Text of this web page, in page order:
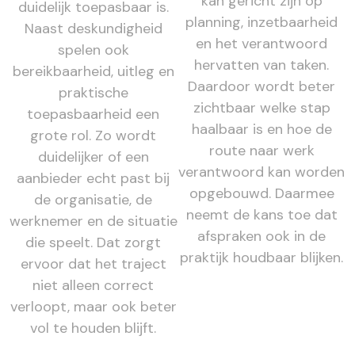
duidelijk toepasbaar is.
Naast deskundigheid
spelen ook
bereikbaarheid, uitleg en
praktische
toepasbaarheid een
grote rol. Zo wordt
duidelijker of een
aanbieder echt past bij
de organisatie, de
werknemer en de situatie
die speelt. Dat zorgt
ervoor dat het traject
niet alleen correct
verloopt, maar ook beter
vol te houden blijft.
planning, inzetbaarheid
en het verantwoord
hervatten van taken.
Daardoor wordt beter
zichtbaar welke stap
haalbaar is en hoe de
route naar werk
verantwoord kan worden
opgebouwd. Daarmee
neemt de kans toe dat
afspraken ook in de
praktijk houdbaar blijken.